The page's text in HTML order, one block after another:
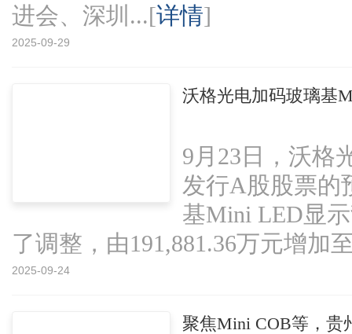
进会、深圳...[详情]
2025-09-29
沃格光电加码玻璃基
9月23日，沃格
发行A股股票的
基Mini LED显
了调整，由191,881.36万元增加
2025-09-24
聚焦Mini COB等，贵